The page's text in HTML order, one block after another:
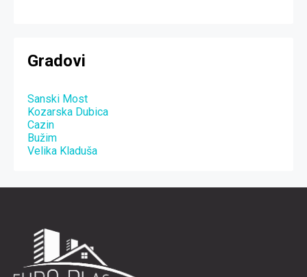
Gradovi
Sanski Most
Kozarska Dubica
Cazin
Bužim
Velika Kladuša